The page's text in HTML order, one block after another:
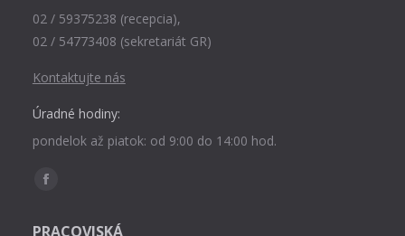
02 / 59375238 (recepcia),
02 / 54773408 (sekretariát GR)
Kontaktujte nás
Úradné hodiny:
pondelok až piatok: od 9:00 do 14:00 hod.
Find us on:
Facebook
PRACOVISKÁ